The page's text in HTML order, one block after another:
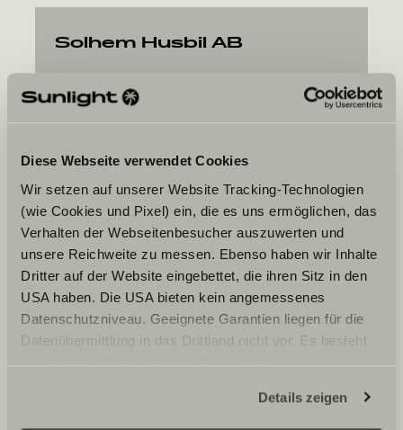
Diese Webseite verwendet Cookies
Wir setzen auf unserer Website Tracking-Technologien
(wie Cookies und Pixel) ein, die es uns ermöglichen, das
Verhalten der Webseitenbesucher auszuwerten und
unsere Reichweite zu messen. Ebenso haben wir Inhalte
Dritter auf der Website eingebettet, die ihren Sitz in den
USA haben. Die USA bieten kein angemessenes
Datenschutzniveau. Geeignete Garantien liegen für die
Datenübermittlung in das Drittland nicht vor. Es besteht
ein erhöhtes Risiko für Betroffene, da diesen
zustehen. Eingesetzte Dienstleister können Daten für
eigene Zwecke verarbeiten und mit anderen Daten
Details zeigen
Solhem Husbil AB
Björnängsvägen 15
746 34 Bålsta
Dit ønskede tidspunkt
Dato